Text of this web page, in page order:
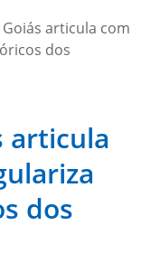
articula com
dos
articula
dos